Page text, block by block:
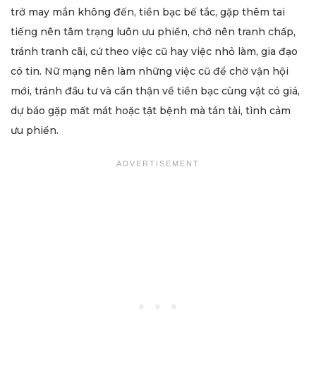
trở may mắn không đến, tiền bạc bế tắc, gặp thêm tai
tiếng nên tâm trạng luôn ưu phiền, chớ nên tranh chấp,
tránh tranh cãi, cứ theo việc cũ hay việc nhỏ làm, gia đạo
có tin. Nữ mạng nên làm những việc cũ để chờ vận hội
mới, tránh đầu tư và cẩn thận về tiền bạc cùng vật có giá,
dự báo gặp mất mát hoặc tật bệnh mà tán tài, tình cảm
ưu phiền.